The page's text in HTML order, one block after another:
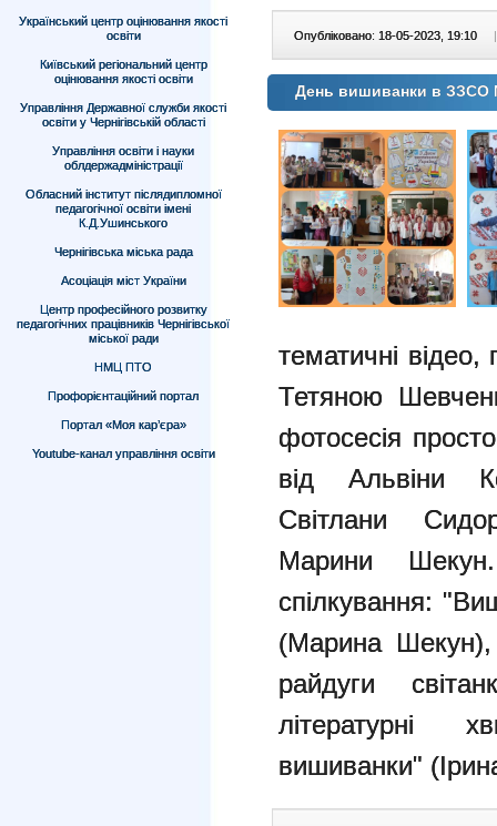
Український центр оцінювання якості
освіти
Київський регіональний центр
оцінювання якості освіти
Управління Державної служби якості
освіти у Чернігівській області
Управління освіти і науки
облдержадміністрації
Обласний інститут післядипломної
педагогічної освіти імені
К.Д.Ушинського
Чернігівська міська рада
Асоціація міст України
Центр професійного розвитку
педагогічних працівників Чернігівської
міської ради
НМЦ ПТО
Профорієнтаційний портал
Портал «Моя кар’єра»
Youtube-канал управління освіти
Опубліковано: 18-05-2023, 19:10 |
День вишиванки в
тематичні
Тетяною
фотосесія
від Альвіни
Світлани
Марини
спілкування:
(Марина Шекун),
райдуги
літературні
вишиванки"